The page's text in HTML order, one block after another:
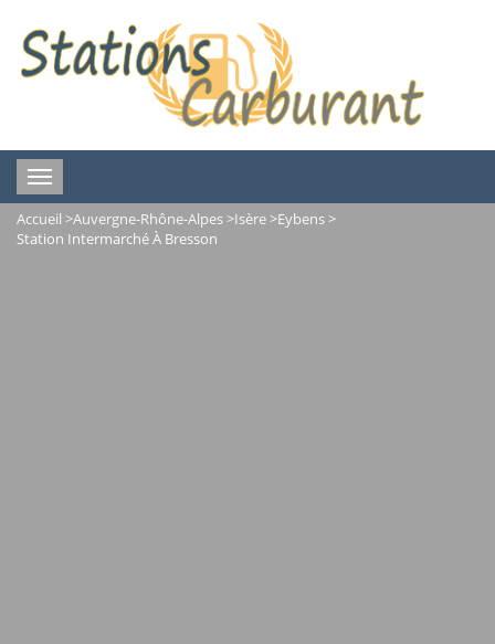
Toggle
navigation
Accueil >Auvergne-Rhône-Alpes>Isère>Eybens>
Station Intermarché À Bresson